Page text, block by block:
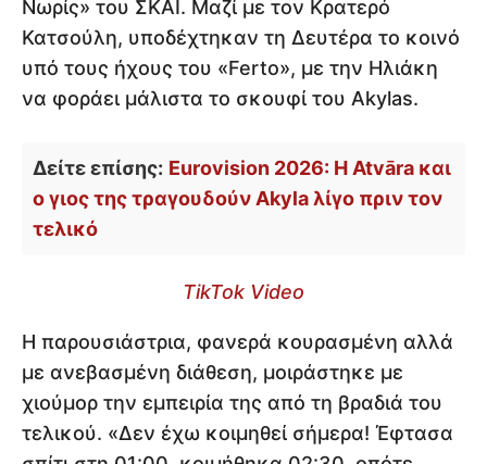
Νωρίς» του ΣΚΑΪ. Μαζί με τον Κρατερό
Κατσούλη, υποδέχτηκαν τη Δευτέρα το κοινό
υπό τους ήχους του «Ferto», με την Ηλιάκη
να φοράει μάλιστα το σκουφί του Akylas.
Δείτε επίσης: Eurovision 2026: Η Atvāra και
ο γιος της τραγουδούν Akyla λίγο πριν τον
τελικό
TikTok Video
Η παρουσιάστρια, φανερά κουρασμένη αλλά
με ανεβασμένη διάθεση, μοιράστηκε με
χιούμορ την εμπειρία της από τη βραδιά του
τελικού. «Δεν έχω κοιμηθεί σήμερα! Έφτασα